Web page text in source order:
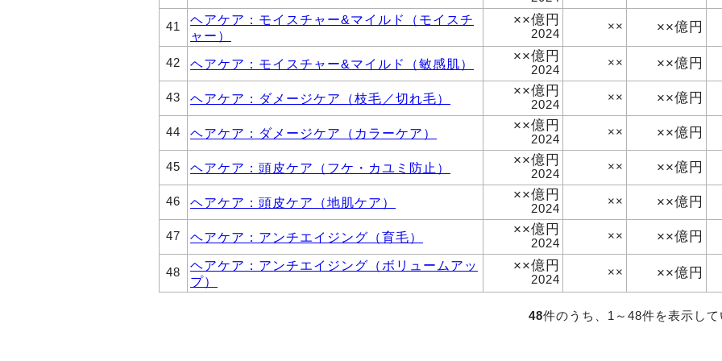
41
ヘアケア：モイスチャー&マイルド（モイスチ
ャー）
××億円
2024
×× ××億円
42 ヘアケア：モイスチャー&マイルド（敏感肌） ××億円
2024
×× ××億円
43 ヘアケア：ダメージケア（枝毛／切れ毛） ××億円
2024
×× ××億円
44 ヘアケア：ダメージケア（カラーケア） ××億円
2024
×× ××億円
45 ヘアケア：頭皮ケア（フケ・カユミ防止） ××億円
2024
×× ××億円
46 ヘアケア：頭皮ケア（地肌ケア） ××億円
2024
×× ××億円
47 ヘアケア：アンチエイジング（育毛） ××億円
2024
×× ××億円
48
ヘアケア：アンチエイジング（ボリュームアッ
プ）
××億円
2024
×× ××億円
48件のうち、1～48件を表示して